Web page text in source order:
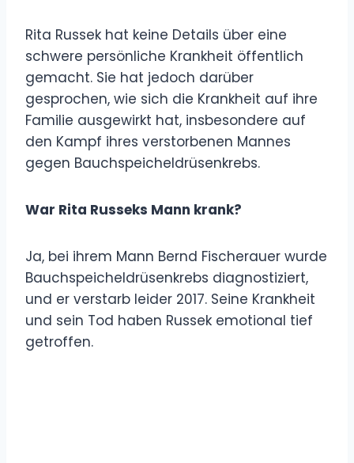
Rita Russek hat keine Details über eine
schwere persönliche Krankheit öffentlich
gemacht. Sie hat jedoch darüber
gesprochen, wie sich die Krankheit auf ihre
Familie ausgewirkt hat, insbesondere auf
den Kampf ihres verstorbenen Mannes
gegen Bauchspeicheldrüsenkrebs.
War Rita Russeks Mann krank?
Ja, bei ihrem Mann Bernd Fischerauer wurde
Bauchspeicheldrüsenkrebs diagnostiziert,
und er verstarb leider 2017. Seine Krankheit
und sein Tod haben Russek emotional tief
getroffen.